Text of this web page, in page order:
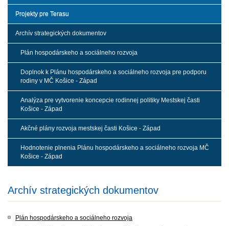
Projekty pre Terasu
Archív strategických dokumentov
Plán hospodárskeho a sociálneho rozvoja
Doplnok k Plánu hospodárskeho a sociálneho rozvoja pre podporu
rodiny v MČ Košice - Západ
Analýza pre vytvorenie koncepcie rodinnej politiky Mestskej časti
Košice - Západ
Akčné plány rozvoja mestskej časti Košice - Západ
Hodnotenie plnenia Plánu hospodárskeho a sociálneho rozvoja MČ
Košice - Západ
Archív strategických dokumentov
Plán hospodárskeho a sociálneho rozvoja